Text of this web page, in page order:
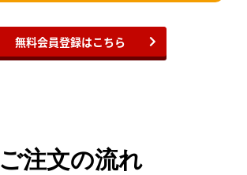
無料会員登録はこちら
ご注文の流れ